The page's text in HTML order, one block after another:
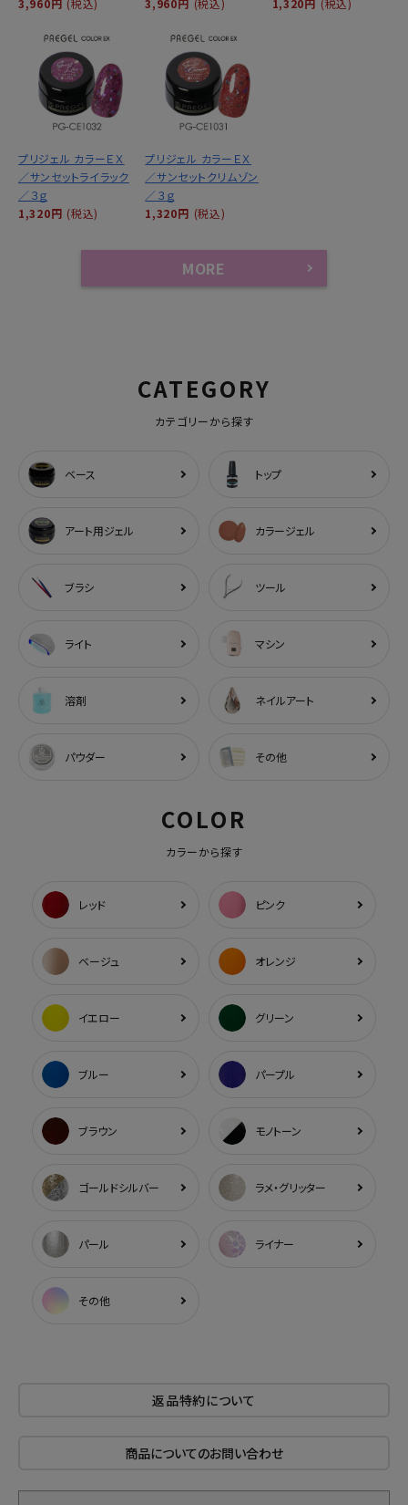
3,960円 (税込) 3,960円 (税込) 1,320円 (税込)
プリジェル カラーＥＸ
／サンセットライラック
／３ｇ
1,320円 (税込)
プリジェル カラーＥＸ
／サンセットクリムゾン
／３ｇ
1,320円 (税込)
MORE
CATEGORY
カテゴリーから探す
ベース トップ
アート用ジェル カラージェル
ブラシ ツール
ライト マシン
溶剤 ネイルアート
パウダー その他
COLOR
カラーから探す
レッド ピンク
ベージュ オレンジ
イエロー グリーン
ブルー パープル
ブラウン モノトーン
ゴールドシルバー ラメ・グリッター
パール ライナー
その他
返品特約について
商品についてのお問い合わせ